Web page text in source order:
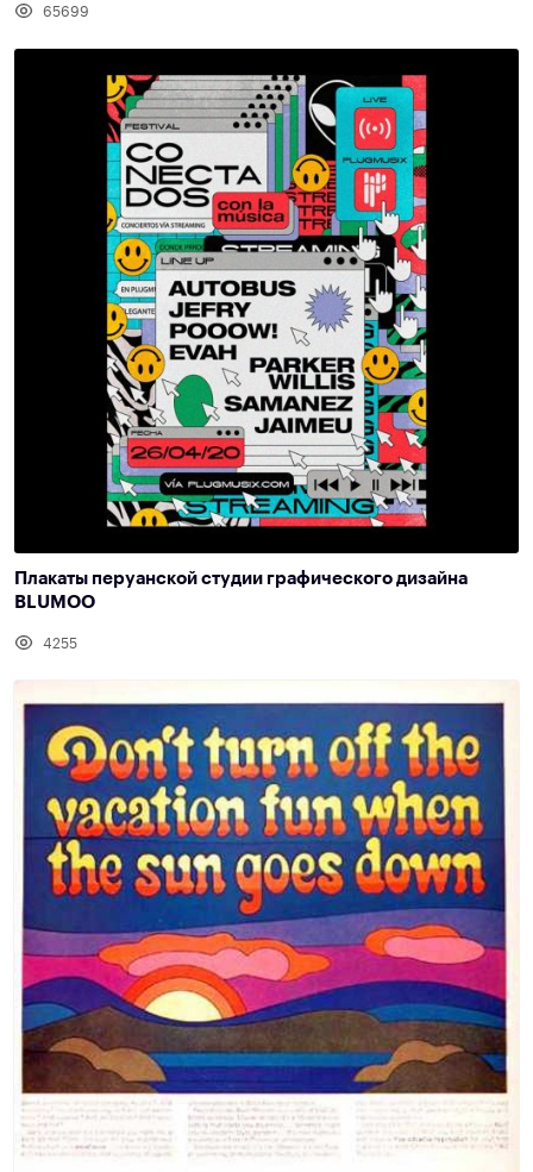
65699
Плакаты перуанской студии графического дизайна
BLUMOO
4255